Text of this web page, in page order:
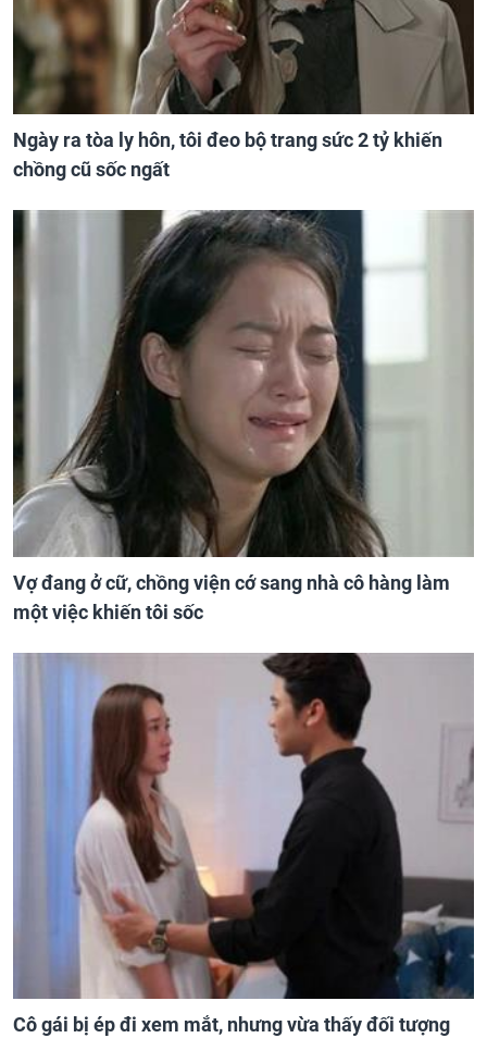
Ngày ra tòa ly hôn, tôi đeo bộ trang sức 2 tỷ khiến
chồng cũ sốc ngất
Vợ đang ở cữ, chồng viện cớ sang nhà cô hàng làm
một việc khiến tôi sốc
Cô gái bị ép đi xem mắt, nhưng vừa thấy đối tượng